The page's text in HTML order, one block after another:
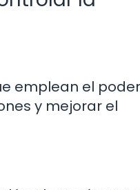
emplean el poder
y mejorar el